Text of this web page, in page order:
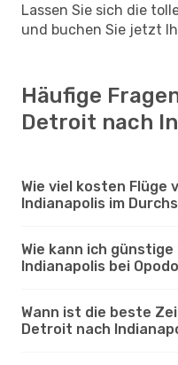
Lassen Sie sich die
und buchen Sie jetzt
Häufige
Detroit nach
Wie viel kosten Flüge
Indianapolis im
Wie kann ich
Indianapolis bei
Wann ist die beste
Detroit nach